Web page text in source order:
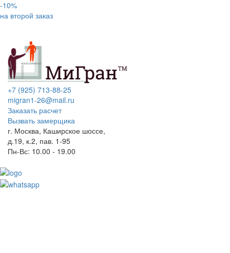
-10%
на второй заказ
+7 (925) 713-88-25
migran1-26@mail.ru
Заказать расчет
Вызвать замерщика
г. Москва, Каширское шоссе,
д.19, к.2, пав. 1-95
Пн-Вс: 10.00 - 19.00